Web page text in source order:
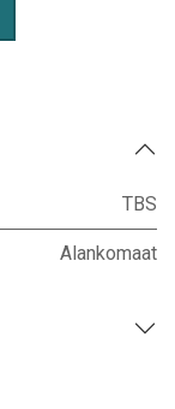
TBS
Alankomaat